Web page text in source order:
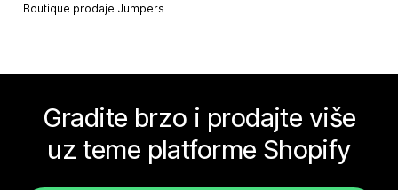
Boutique prodaje Jumpers
Gradite brzo i prodajte više
uz teme platforme Shopify